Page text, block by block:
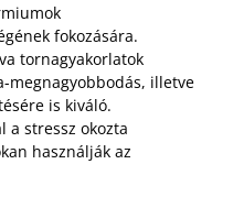
fokozására.
tornagyakorlatok
megnagyobbodás, illetve
is kiváló.
a stressz okozta
használják az